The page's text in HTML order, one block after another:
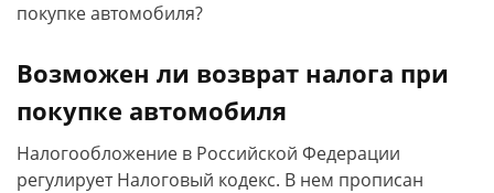
покупке автомобиля?
Возможен ли возврат налога при
покупке автомобиля
Налогообложение в Российской Федерации
регулирует Налоговый кодекс. В нем прописан